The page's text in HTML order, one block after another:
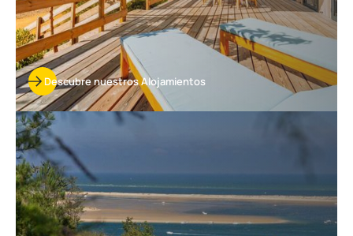
Descubre nuestros Alojamientos
Descubre
nuestras
parcelas